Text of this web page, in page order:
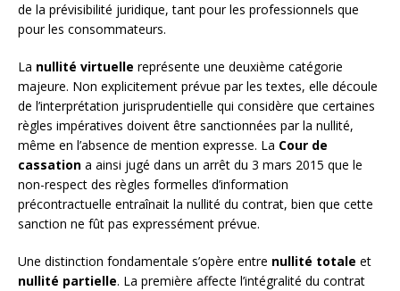
de la prévisibilité juridique, tant pour les professionnels que
pour les consommateurs.
La nullité virtuelle représente une deuxième catégorie
majeure. Non explicitement prévue par les textes, elle découle
de l’interprétation jurisprudentielle qui considère que certaines
règles impératives doivent être sanctionnées par la nullité,
même en l’absence de mention expresse. La Cour de
cassation a ainsi jugé dans un arrêt du 3 mars 2015 que le
non-respect des règles formelles d’information
précontractuelle entraînait la nullité du contrat, bien que cette
sanction ne fût pas expressément prévue.
Une distinction fondamentale s’opère entre nullité totale et
nullité partielle. La première affecte l’intégralité du contrat